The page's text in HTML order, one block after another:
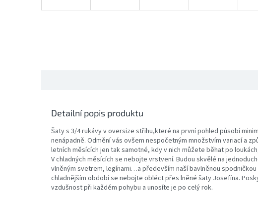
Detailní popis produktu
Šaty s 3/4 rukávy v oversize střihu,které na první pohled působí
nenápadně. Odmění vás ovšem nespočetným množstvím variací a
letních měsících jen tak samotné, kdy v nich můžete běhat po
V chladných měsících se nebojte vrstvení. Budou skvělé na
vlněným svetrem, legínami…a především naší bavlněnou
chladnějším období se nebojte obléct přes lněné šaty Josefína.
vzdušnost při každém pohybu a unosíte je po celý rok.